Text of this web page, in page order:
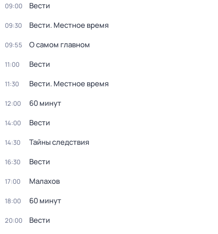
09:00 Вести
09:30 Вести. Местное время
09:55 О самом главном
11:00 Вести
11:30 Вести. Местное время
12:00 60 минут
14:00 Вести
14:30 Тайны следствия
16:30 Вести
17:00 Малахов
18:00 60 минут
20:00 Вести